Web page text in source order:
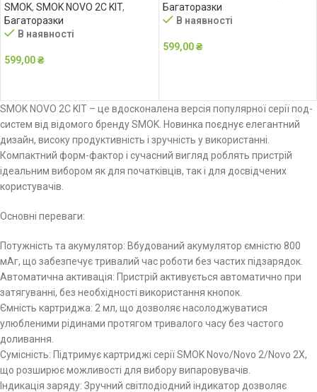
SMOK, SMOK NOVO 2C KIT,
Багаторазки
В наявності
599,00₴
Багаторазки
В наявності
599,00₴
SMOK NOVO 2C KIT – це вдосконалена версія популярної серії под-
систем від відомого бренду SMOK. Новинка поєднує елегантний
дизайн, високу продуктивність і зручність у використанні.
Компактний форм-фактор і сучасний вигляд роблять пристрій
ідеальним вибором як для початківців, так і для досвідчених
користувачів.
Основні переваги:
Потужність та акумулятор: Вбудований акумулятор ємністю 800
мАг, що забезпечує тривалий час роботи без частих підзарядок.
Автоматична активація: Пристрій активується автоматично при
затягуванні, без необхідності використання кнопок.
Ємність картриджа: 2 мл, що дозволяє насолоджуватися
улюбленими рідинами протягом тривалого часу без частого
доливання.
Сумісність: Підтримує картриджі серії SMOK Novo/Novo 2/Novo 2X,
що розширює можливості для вибору випаровувачів.
Індикація заряду: Зручний світлодіодний індикатор дозволяє